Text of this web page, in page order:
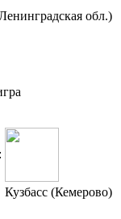
обл.)
:
Кузбасс (Кемерово)